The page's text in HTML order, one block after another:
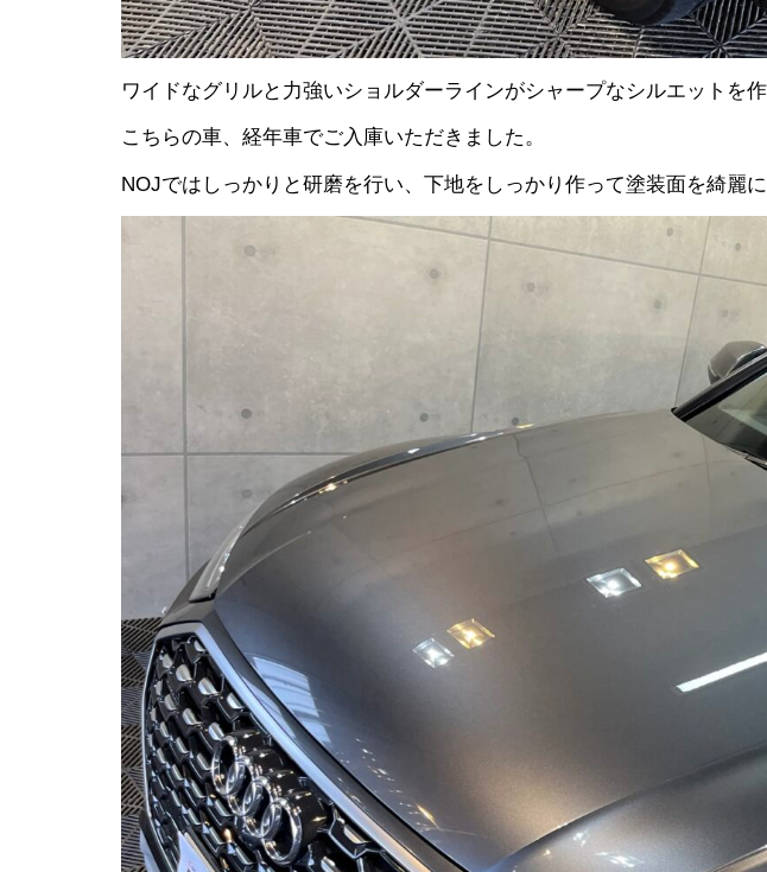
ワイドなグリルと力強いショルダーラインがシャープなシルエットを
こちらの車、経年車でご入庫いただきました。
NOJではしっかりと研磨を行い、下地をしっかり作って塗装面を綺麗に